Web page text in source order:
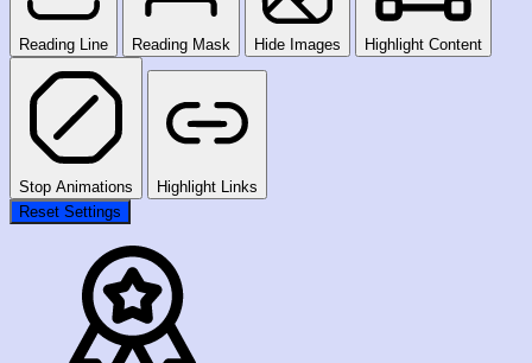
Reading Line Reading Mask Hide Images Highlight Content
Stop Animations
Highlight Links
Reset Settings